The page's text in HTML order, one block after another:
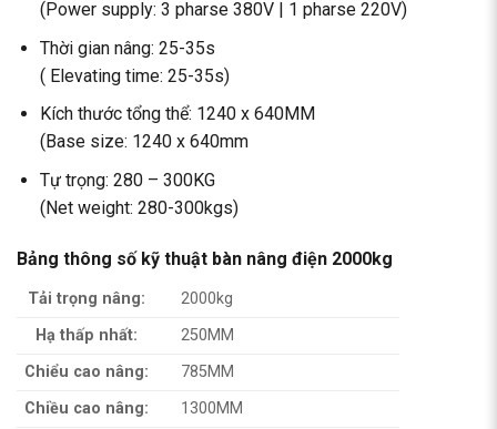
(Power supply: 3 pharse 380V | 1 pharse 220V)
Thời gian nâng: 25-35s
( Elevating time: 25-35s)
Kích thước tổng thể: 1240 x 640MM
(Base size: 1240 x 640mm
Tự trọng: 280 – 300KG
(Net weight: 280-300kgs)
Bảng thông số kỹ thuật bàn nâng điện 2000kg
Tải trọng nâng:
2000kg
Hạ thấp nhất:
250MM
Chiểu cao nâng:
785MM
Chiều cao nâng:
1300MM